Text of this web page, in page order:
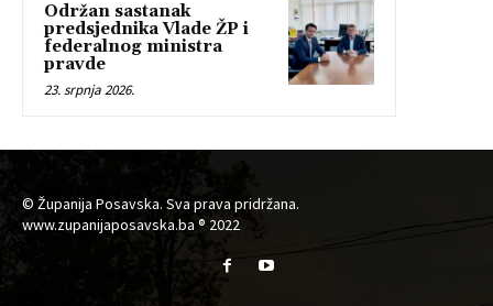
Održan sastanak
predsjednika Vlade ŽP i
federalnog ministra
pravde
23. srpnja 2026.
© Županija Posavska. Sva prava pridržana.
www.zupanijaposavska.ba ® 2022